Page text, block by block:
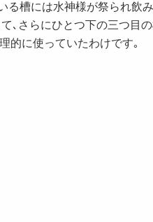
る槽には水神様が祭られ飲
､さらにひとつ下の三つ目
的に使っていたわけです｡